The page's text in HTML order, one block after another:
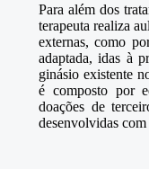
Para além dos
terapeuta realiza
externas, como
adaptada, idas à
ginásio existente
é composto por
doações de
desenvolvidas